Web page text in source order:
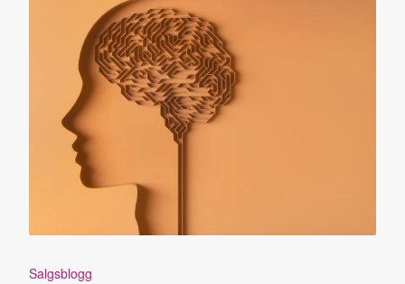
Salgsblogg